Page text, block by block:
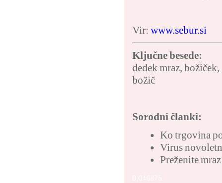
Vir: www.sebur.si
Ključne besede:
dedek mraz,božiček,
božič
Sorodni članki:
Ko trgovina
Virus
Preženite